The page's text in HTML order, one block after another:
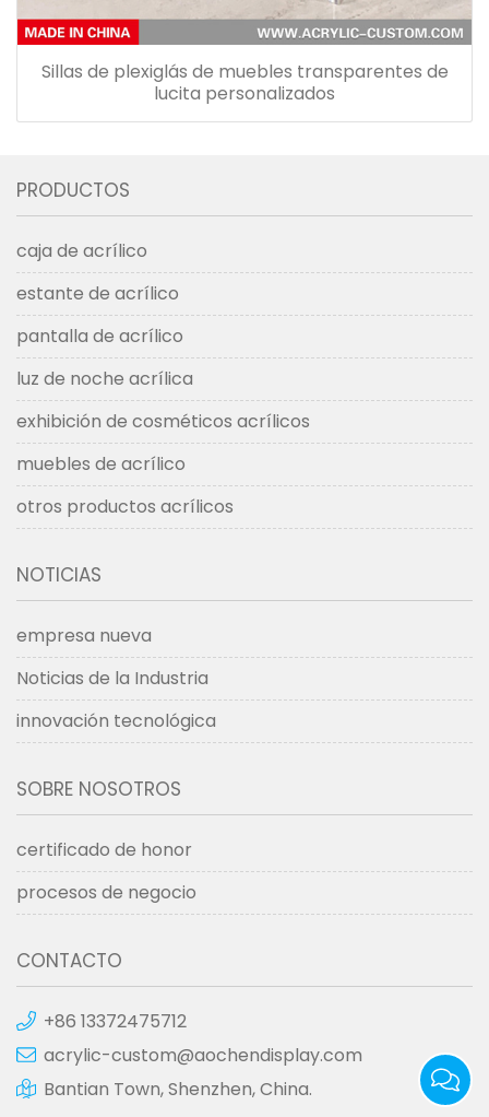
Sillas de plexiglás de muebles transparentes de
lucita personalizados
PRODUCTOS
caja de acrílico
estante de acrílico
pantalla de acrílico
luz de noche acrílica
exhibición de cosméticos acrílicos
muebles de acrílico
otros productos acrílicos
NOTICIAS
empresa nueva
Noticias de la Industria
innovación tecnológica
SOBRE NOSOTROS
certificado de honor
procesos de negocio
CONTACTO
+86 13372475712
acrylic-custom@aochendisplay.com
Bantian Town, Shenzhen, China.